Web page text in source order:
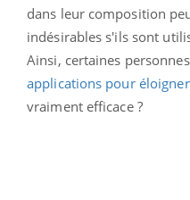
dans leur composition
indésirables s'ils sont
Ainsi, certaines
applications pour
vraiment efficace ?